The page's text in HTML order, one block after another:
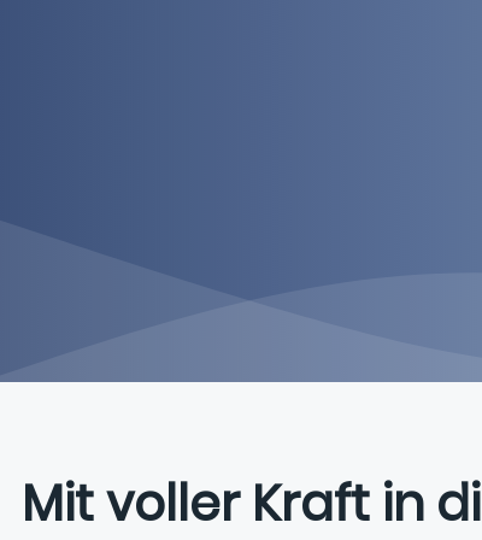
Mit voller Kraft in